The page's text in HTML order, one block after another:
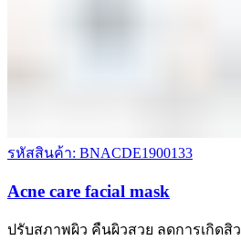
รหัสสินค้า: BNACDE1900133
Acne care facial mask
ปรับสภาพผิว คืนผิวสวย ลดการเกิดสิว